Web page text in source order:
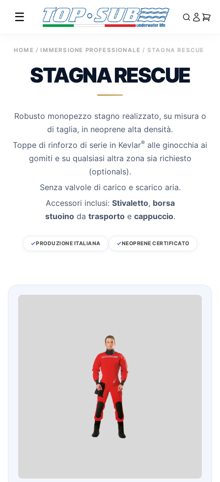
☰
contenuto
HOME / IMMERSIONE PROFESSIONALE / STAGNA RESCUE
STAGNA RESCUE
Robusto monopezzo stagno realizzato, su misura o
di taglia, in neoprene alta densità.
Toppe di rinforzo di serie in Kevlar® alle ginocchia ai
gomiti e su qualsiasi altra zona sia richiesto
(optionals).
Senza valvole di carico e scarico aria.
Accessori inclusi: Stivaletto, borsa
stuoinoda trasportoe cappuccio.
PRODUZIONE ITALIANA NEOPRENE CERTIFICATO